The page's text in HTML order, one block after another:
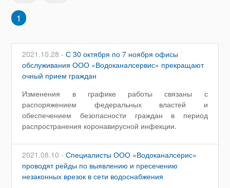
1
2021.10.28 -С 30 октября по 7 ноября офисы
обслуживания ООО «Водоканалсервис» прекращают
очный прием граждан
Изменения в графике работы связаны с
распоряжением федеральных властей и
обеспечением безопасности граждан в период
распространения коронавирусной инфекции.
2021.08.10 -Специалисты ООО «Водоканалсерис»
проводят рейды по выявлению и пресечению
незаконных врезок в сети водоснабжения